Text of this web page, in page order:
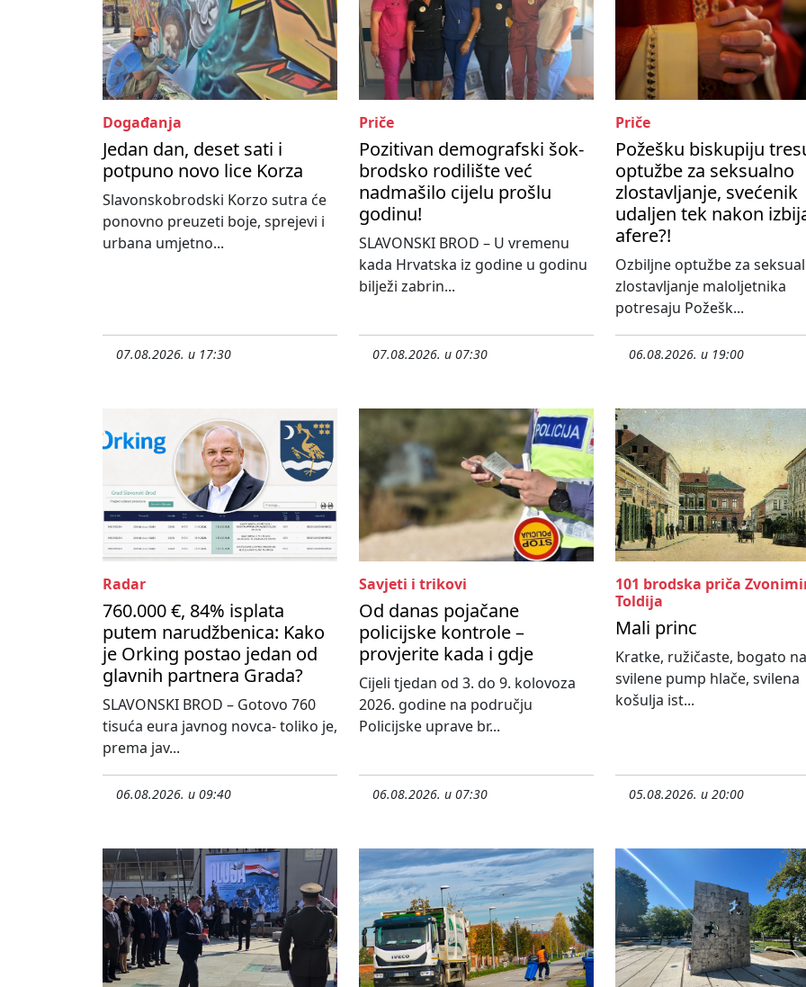
Događanja
Jedan dan, deset sati i
potpuno novo lice Korza
Slavonskobrodski Korzo sutra će
ponovno preuzeti boje, sprejevi i
urbana umjetno...
07.08.2026. u 17:30
Priče
Pozitivan demografski šok-
brodsko rodilište već
nadmašilo cijelu prošlu
godinu!
SLAVONSKI BROD – U vremenu
kada Hrvatska iz godine u godinu
bilježi zabrin...
07.08.2026. u 07:30
Priče
Požešku biskupiju
optužbe za seksualno
zlostavljanje, svećenik
udaljen tek nakon
afere?!
Ozbiljne optužbe za
zlostavljanje maloljetnika
potresaju Požešk...
06.08.2026. u 19:00
Radar
760.000 €, 84% isplata
putem narudžbenica: Kako
je Orking postao jedan od
glavnih partnera Grada?
SLAVONSKI BROD – Gotovo 760
tisuća eura javnog novca- toliko je,
prema jav...
06.08.2026. u 09:40
Savjeti i trikovi
Od danas pojačane
policijske kontrole –
provjerite kada i gdje
Cijeli tjedan od 3. do 9. kolovoza
2026. godine na području
Policijske uprave br...
06.08.2026. u 07:30
101 brodska priča
Toldija
Mali princ
Kratke, ružičaste, bogato
svilene pump hlače, svilena
košulja ist...
05.08.2026. u 20:00